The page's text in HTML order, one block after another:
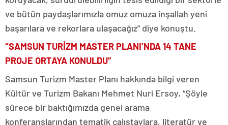
ve bütün paydaşlarımızla omuz omuza inşallah yeni
başarılara ve rekorlara ulaşacağız” diye konuştu.
“SAMSUN TURİZM MASTER PLANI’NDA 14 TANE
PROJE ORTAYA KONULDU”
Samsun Turizm Master Planı hakkında bilgi veren
Kültür ve Turizm Bakanı Mehmet Nuri Ersoy, “Şöyle
sürece bir baktığımızda genel arama
konferanslarından tematik çalıştaylara, literatür ve